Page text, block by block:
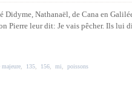
Nathanaël, de Cana en
Pierre leur dit: Je vais pêcher. Ils lui
majeure 135 156 mi poissons